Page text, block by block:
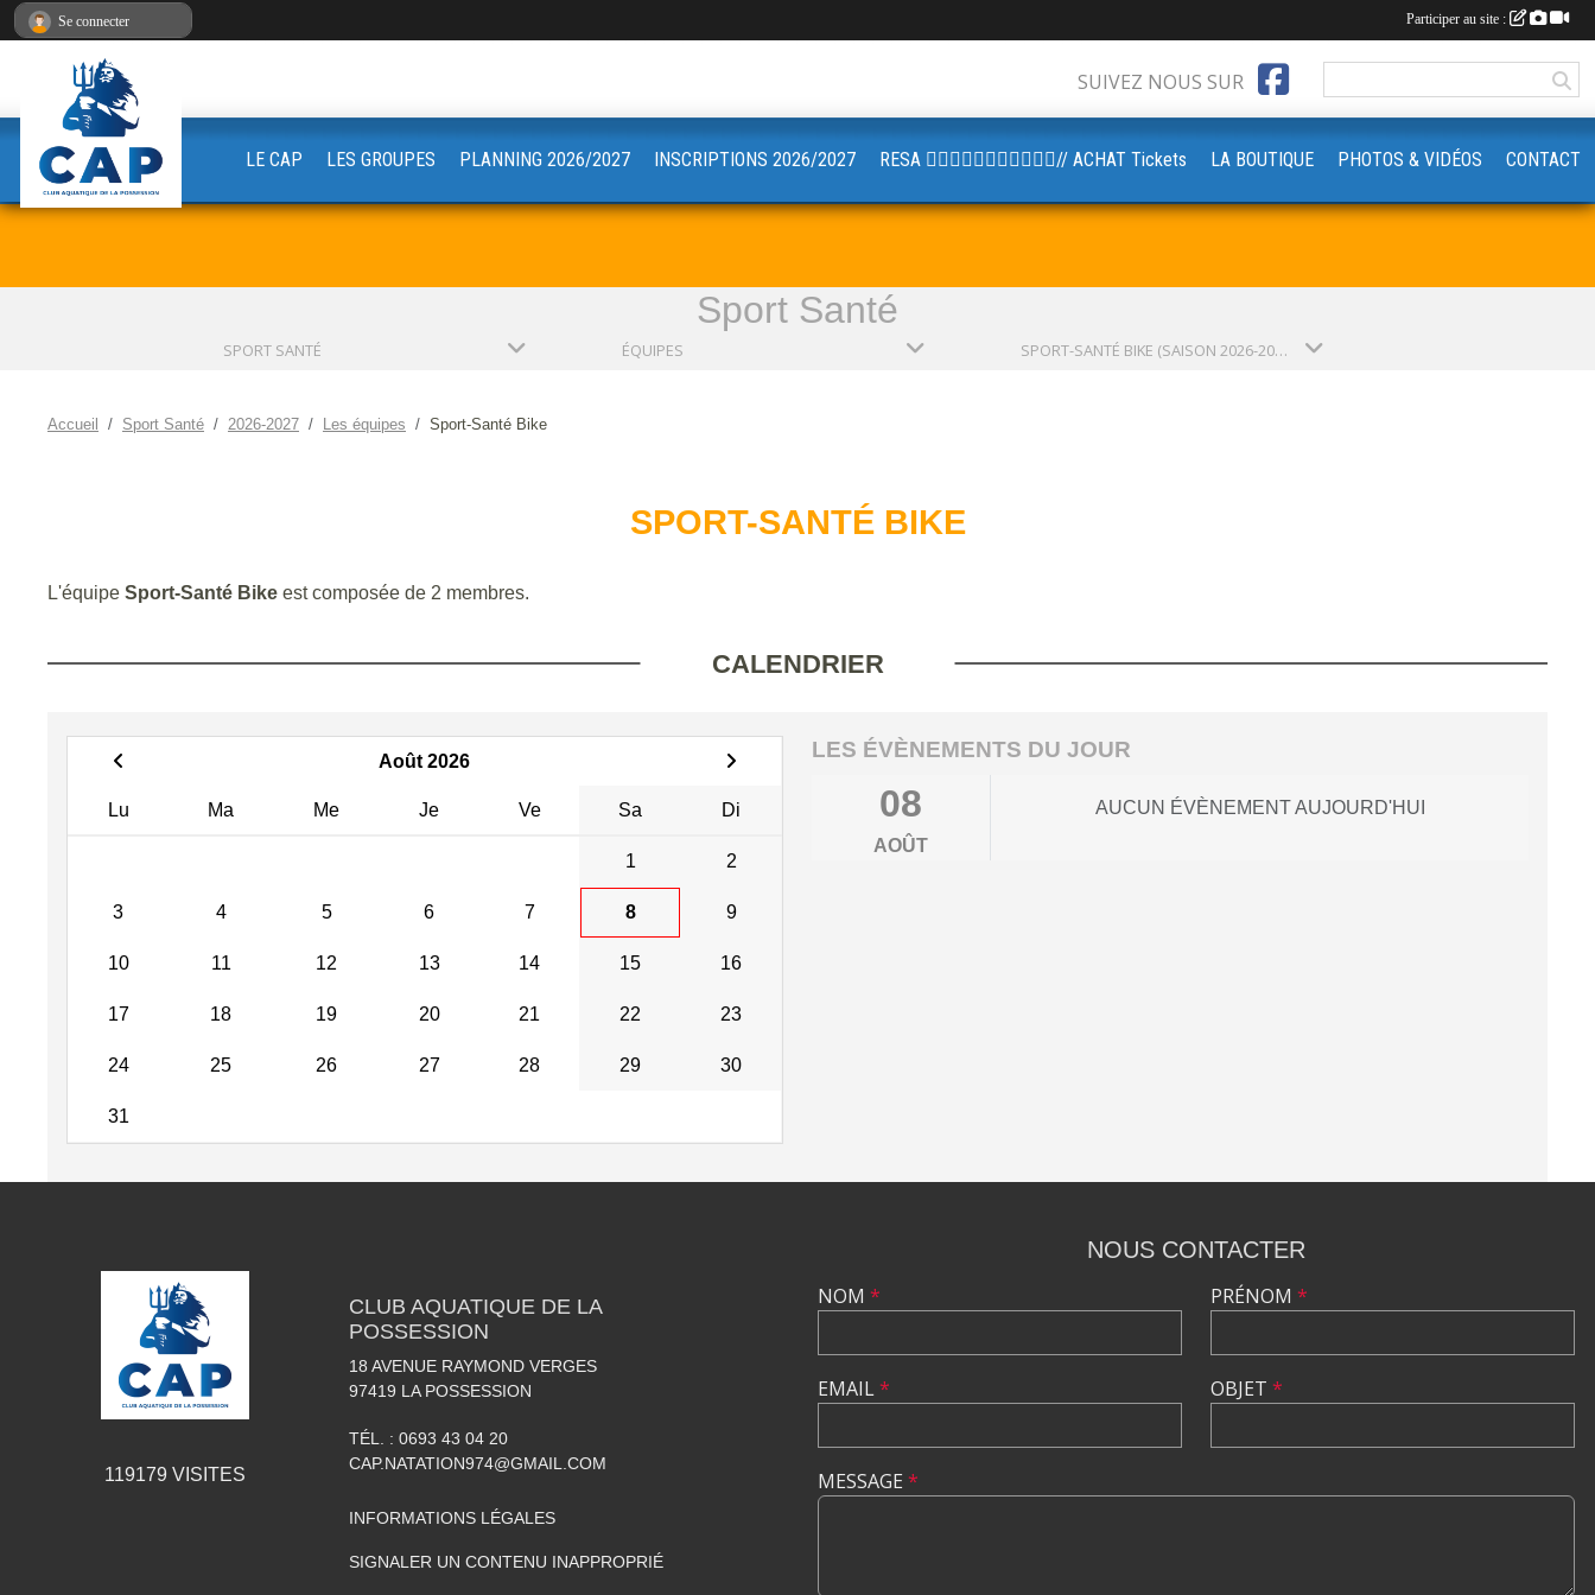
Sport Santé
SPORT SANTÉ ÉQUIPES SPORT-SANTÉ BIKE (SAISON 2026-2027)
Accueil Sport Santé 2026-2027 Les équipes Sport-Santé Bike
SPORT-SANTÉ BIKE
L'équipe Sport-Santé Bike est composée de 2 membres.
CALENDRIER
Août 2026
Lu Ma Me Je Ve Sa Di
1 2
3 4 5 6 7 8 9
10 11 12 13 14 15 16
17 18 19 20 21 22 23
24 25 26 27 28 29 30
31
LES ÉVÈNEMENTS DU JOUR
08
AOÛT
AUCUN ÉVÈNEMENT AUJOURD'HUI
SUIVEZ NOUS SUR
LE CAP LES GROUPES PLANNING 2026/2027 INSCRIPTIONS 2026/2027 RESA 🏋🏼🤸🏻‍♂️🚴🏼‍♀️🧘🏼‍♀️// ACHAT Tickets LA BOUTIQUE PHOTOS & VIDÉOS CONTACT
119179 VISITES
CLUB AQUATIQUE DE LA
POSSESSION
18 AVENUE RAYMOND VERGES
97419 LA POSSESSION
TÉL. : 0693 43 04 20
CAP.NATATION974@GMAIL.COM
INFORMATIONS LÉGALES
SIGNALER UN CONTENU INAPPROPRIÉ
NOUS CONTACTER
NOM *
EMAIL*
PRÉNOM *
OBJET *
MESSAGE *
Se connecter Participer au site :
Panneau de gestion des cookies